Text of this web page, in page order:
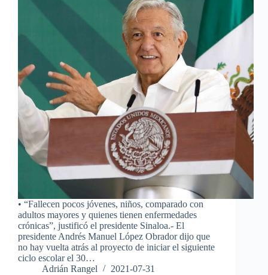
• “Fallecen pocos jóvenes, niños, comparado con
adultos mayores y quienes tienen enfermedades
crónicas”, justificó el presidente Sinaloa.- El
presidente Andrés Manuel López Obrador dijo que
no hay vuelta atrás al proyecto de iniciar el siguiente
ciclo escolar el 30…
Adrián Rangel
2021-07-31